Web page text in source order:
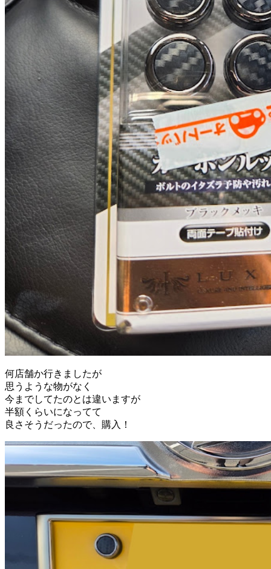
何店舗か行きましたが
思うような物がなく
今までしてたのとは違いますが
半額くらいになってて
良さそうだったので、購入！